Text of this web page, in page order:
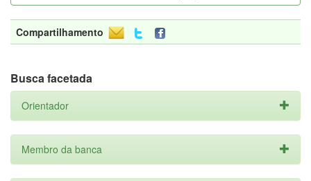
Compartilhamento
Busca facetada
Orientador
Membro da banca